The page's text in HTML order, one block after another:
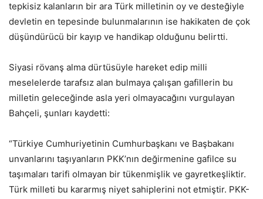
tepkisiz kalanların bir ara Türk milletinin oy ve desteğiyle
devletin en tepesinde bulunmalarının ise hakikaten de çok
düşündürücü bir kayıp ve handikap olduğunu belirtti.
Siyasi rövanş alma dürtüsüyle hareket edip milli
meselelerde tarafsız alan bulmaya çalışan gafillerin bu
milletin geleceğinde asla yeri olmayacağını vurgulayan
Bahçeli, şunları kaydetti:
“Türkiye Cumhuriyetinin Cumhurbaşkanı ve Başbakanı
unvanlarını taşıyanların PKK’nın değirmenine gafilce su
taşımaları tarifi olmayan bir tükenmişlik ve gayretkeşliktir.
Türk milleti bu kararmış niyet sahiplerini not etmiştir. PKK-